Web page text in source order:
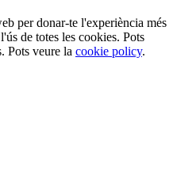
per donar-te l'experiència més
de totes les cookies. Pots
Pots veure la cookie policy.